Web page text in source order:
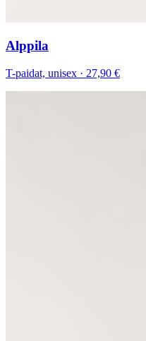
Alppila
T-paidat, unisex · 27,90 €